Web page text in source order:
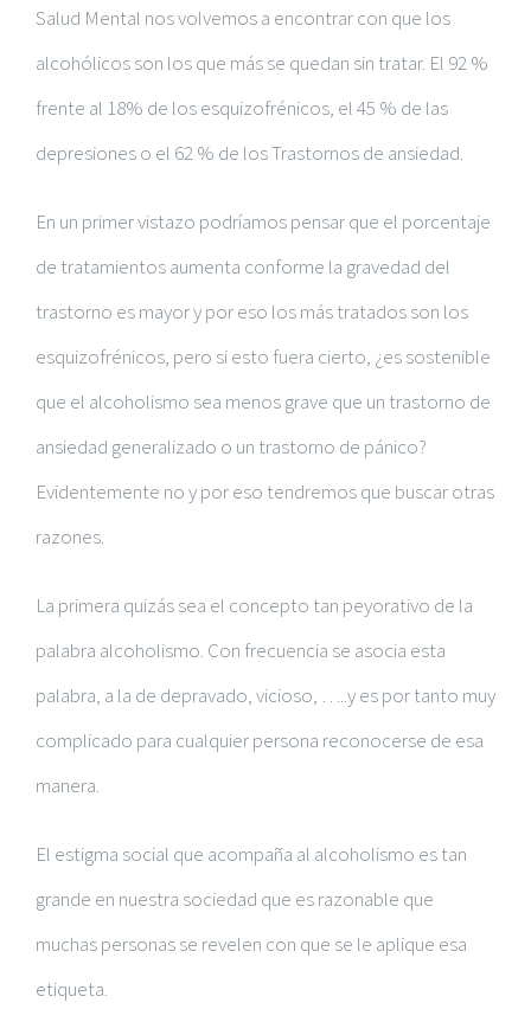
Salud Mental nos volvemos a encontrar con que los
alcohólicos son los que más se quedan sin tratar. El 92 %
frente al 18% de los esquizofrénicos, el 45 % de las
depresiones o el 62 % de los Trastornos de ansiedad.
En un primer vistazo podríamos pensar que el porcentaje
de tratamientos aumenta conforme la gravedad del
trastorno es mayor y por eso los más tratados son los
esquizofrénicos, pero si esto fuera cierto, ¿es sostenible
que el alcoholismo sea menos grave que un trastorno de
ansiedad generalizado o un trastorno de pánico?
Evidentemente no y por eso tendremos que buscar otras
razones.
La primera quizás sea el concepto tan peyorativo de la
palabra alcoholismo. Con frecuencia se asocia esta
palabra, a la de depravado, vicioso, …..y es por tanto muy
complicado para cualquier persona reconocerse de esa
manera.
El estigma social que acompaña al alcoholismo es tan
grande en nuestra sociedad que es razonable que
muchas personas se revelen con que se le aplique esa
etiqueta.